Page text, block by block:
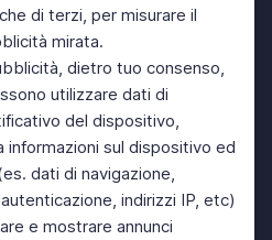
di terzi, per misurare il
mirata.
dietro tuo consenso,
utilizzare dati di
del dispositivo,
informazioni sul dispositivo ed
dati di navigazione,
indirizzi IP, etc)
e mostrare annunci